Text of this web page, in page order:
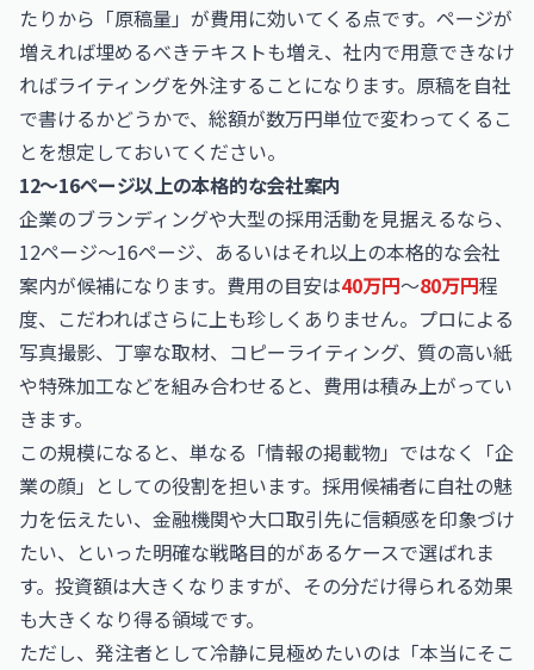
たりから「原稿量」が費用に効いてくる点です。ページが
増えれば埋めるべきテキストも増え、社内で用意できなけ
ればライティングを外注することになります。原稿を自社
で書けるかどうかで、総額が数万円単位で変わってくるこ
とを想定しておいてください。
12〜16ページ以上の本格的な会社案内
企業のブランディングや大型の採用活動を見据えるなら、
12ページ〜16ページ、あるいはそれ以上の本格的な会社
案内が候補になります。費用の目安は40万円〜80万円程
度、こだわればさらに上も珍しくありません。プロによる
写真撮影、丁寧な取材、コピーライティング、質の高い紙
や特殊加工などを組み合わせると、費用は積み上がってい
きます。
この規模になると、単なる「情報の掲載物」ではなく「企
業の顔」としての役割を担います。採用候補者に自社の魅
力を伝えたい、金融機関や大口取引先に信頼感を印象づけ
たい、といった明確な戦略目的があるケースで選ばれま
す。投資額は大きくなりますが、その分だけ得られる効果
も大きくなり得る領域です。
ただし、発注者として冷静に見極めたいのは「本当にそこ